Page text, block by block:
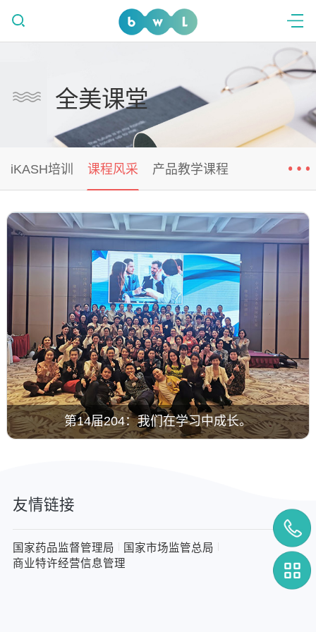
全美课堂
iKASH培训 课程风采 产品教学课程
第14届204：我们在学习中成长。
友情链接
国家药品监督管理局
国家市场监管总局
商业特许经营信息管理